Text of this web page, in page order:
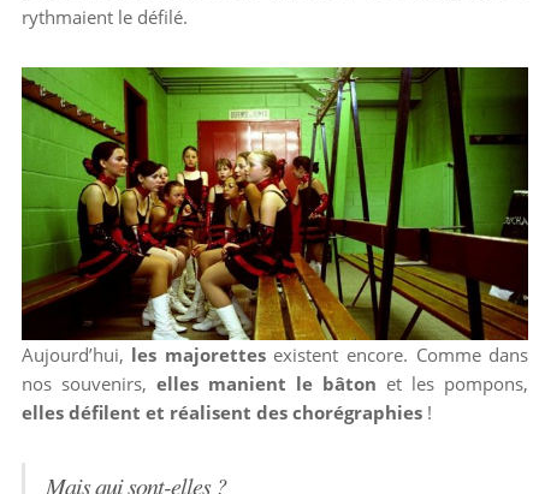
rythmaient le défilé.
Aujourd’hui, les majorettesexistent encore. Comme dans
nos souvenirs, elles manient le bâton et les pompons,
elles défilent et réalisent des chorégraphies!
Mais qui sont-elles ?